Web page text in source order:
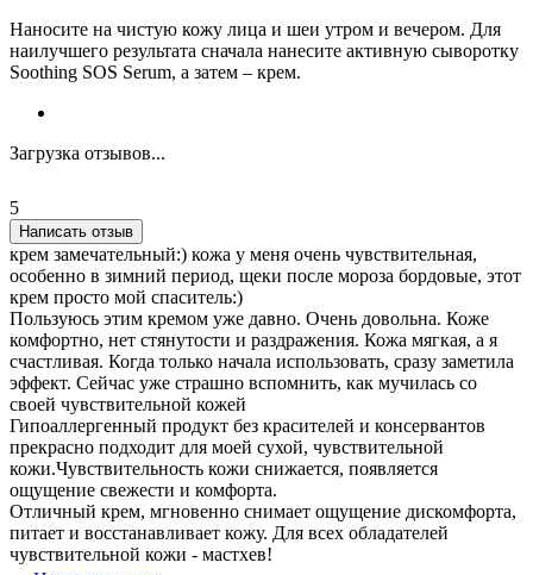
Наносите на чистую кожу лица и шеи утром и вечером. Для
наилучшего результата сначала нанесите активную сыворотку
Soothing SOS Serum, а затем – крем.
Загрузка отзывов...
5
Написать отзыв
крем замечательный:) кожа у меня очень чувствительная,
особенно в зимний период, щеки после мороза бордовые, этот
крем просто мой спаситель:)
Пользуюсь этим кремом уже давно. Очень довольна. Коже
комфортно, нет стянутости и раздражения. Кожа мягкая, а я
счастливая. Когда только начала использовать, сразу заметила
эффект. Сейчас уже страшно вспомнить, как мучилась со
своей чувствительной кожей
Гипоаллергенный продукт без красителей и консервантов
прекрасно подходит для моей сухой, чувствительной
кожи.Чувствительность кожи снижается, появляется
ощущение свежести и комфорта.
Отличный крем, мгновенно снимает ощущение дискомфорта,
питает и восстанавливает кожу. Для всех обладателей
чувствительной кожи - мастхев!